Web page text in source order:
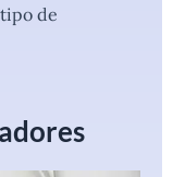
de